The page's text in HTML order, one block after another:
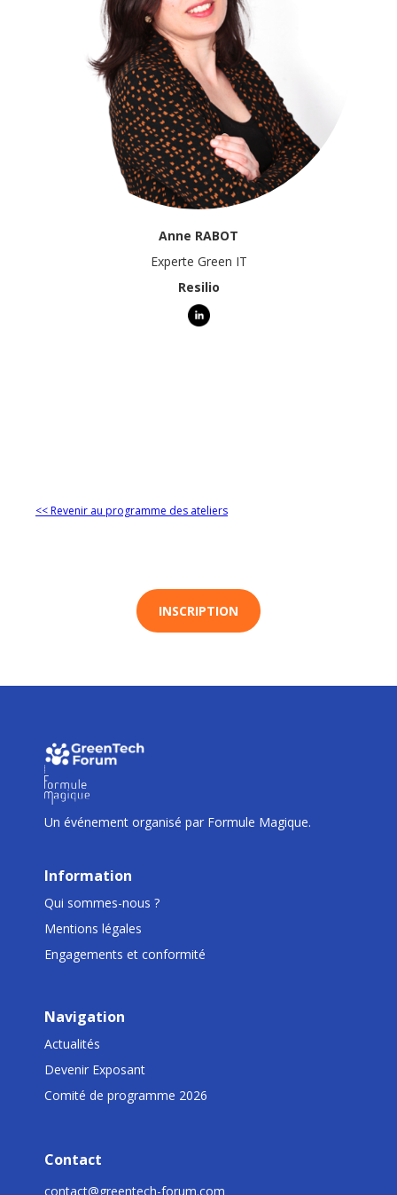
Anne RABOT
Experte Green IT
Resilio
<< Revenir au programme des ateliers
INSCRIPTION
III
Un événement organisé par Formule Magique.
Information
Qui sommes-nous ?
Mentions légales
Engagements et conformité
Navigation
Actualités
Devenir Exposant
Comité de programme 2026
Contact
contact@greentech-forum.com